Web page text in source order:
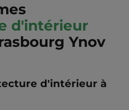
d'intérieur
Ynov
d'intérieur à